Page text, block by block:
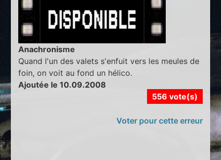
Anachronisme
Quand l'un des valets s'enfuit vers les meules de
foin, on voit au fond un hélico.
Ajoutée le 10.09.2008
556 vote(s)
Voter pour cette erreur